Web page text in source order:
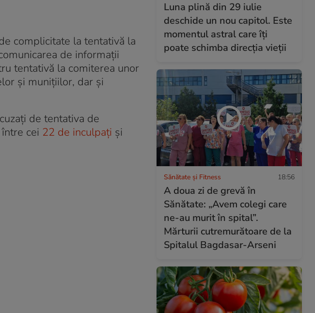
complicitate la tentativă la
de informaţii
tentativă la comiterea unor
şi muniţiilor, dar şi
de tentativa de
cei 22 de inculpaţi şi
Luna plină din 29 iulie
deschide un nou capitol. Este
momentul astral care îți
poate schimba direcția vieții
Sănătate și Fitness 18:56
A doua zi de grevă în
Sănătate: „Avem colegi care
ne-au murit în spital”.
Mărturii cutremurătoare de la
Spitalul Bagdasar-Arseni